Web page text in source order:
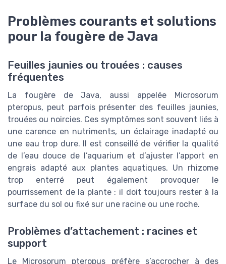
Problèmes courants et solutions
pour la fougère de Java
Feuilles jaunies ou trouées : causes
fréquentes
La fougère de Java, aussi appelée Microsorum
pteropus, peut parfois présenter des feuilles jaunies,
trouées ou noircies. Ces symptômes sont souvent liés à
une carence en nutriments, un éclairage inadapté ou
une eau trop dure. Il est conseillé de vérifier la qualité
de l’eau douce de l’aquarium et d’ajuster l’apport en
engrais adapté aux plantes aquatiques. Un rhizome
trop enterré peut également provoquer le
pourrissement de la plante : il doit toujours rester à la
surface du sol ou fixé sur une racine ou une roche.
Problèmes d’attachement : racines et
support
Le Microsorum pteropus préfère s’accrocher à des